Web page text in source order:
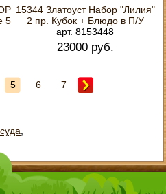
5
15344 Златоуст Набор "Лилия"
2 пр. Кубок + Блюдо в П/У
арт. 8153448
23000 руб.
5 6 7